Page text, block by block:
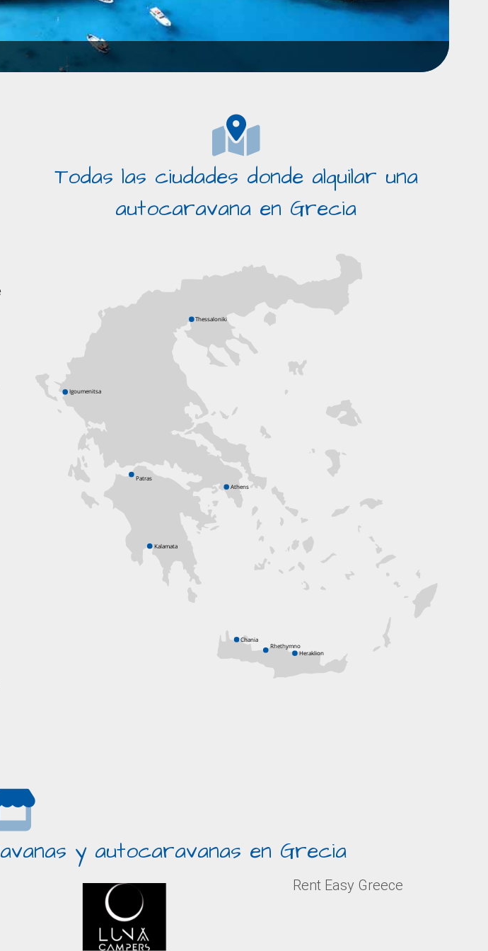
Todas las ciudades donde alquilar una
autocaravana en Grecia
Athens
Igoumenitsa
Thessaloniki
Kalamata
Chania
Heraklion
Patras
Rhethymno
y autocaravanas en Grecia
Rent Easy Greece